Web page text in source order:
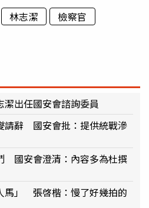
林志潔
檢察官
出任國安會諮詢委員
請辭 國安會批：提供統戰滲
國安會澄清：內容多為杜撰
馬」 張啓楷：慢了好幾拍的